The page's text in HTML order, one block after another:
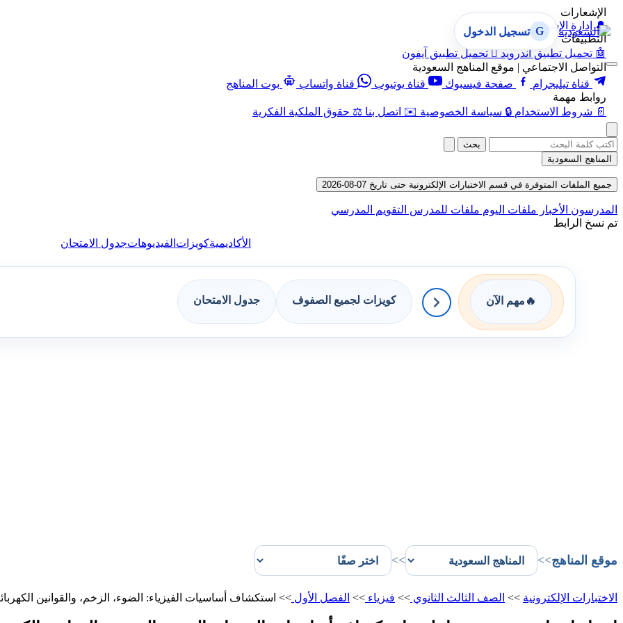
الإشعارات
🔔 إدارة الإشعارات
التطبيقات
🤖 تحميل تطبيق أندرويد  تحميل تطبيق آيفون
التواصل الاجتماعي | موقع المناهج السعودية
قناة تيليجرام
صفحة فيسبوك قناة يوتيوب قناة واتساب
بوت المناهج
روابط مهمة
📄 شروط الاستخدام 🔒 سياسة الخصوصية ✉️ اتصل بنا ⚖️ حقوق الملكية الفكرية
G تسجيل الدخول
بحث
المناهج السعودية
جميع الملفات المتوفرة في قسم الاختبارات الإلكترونية حتى تاريخ 07-08-2026
المدرسون الأخبار ملفات اليوم ملفات للمدرس التقويم المدرسي
تم نسخ الرابط
الأكاديميةكويزات الفيديوهاتجدول الامتحان
🔥 مهم الآن كويزات لجميع الصفوف جدول الامتحان
موقع المناهج>>
>>
الاختبارات الإلكترونية >> الصف الثالث الثانوي >> فيزياء >> الفصل الأول >> استكشاف أساسيات الفيزياء: الضوء، الزخم، والقوانين